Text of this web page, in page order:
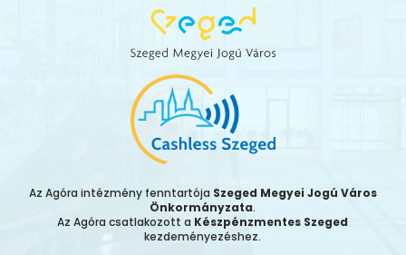
Az Agóra intézmény fenntartója Szeged Megyei Jogú Város
Önkormányzata.
Az Agóra csatlakozott a Készpénzmentes Szeged
kezdeményezéshez.